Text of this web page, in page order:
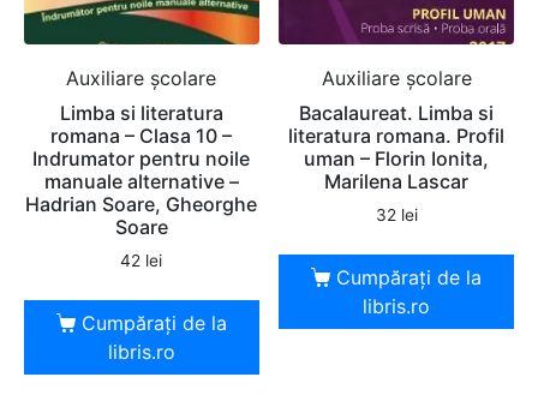
Auxiliare şcolare
Limba si literatura
romana – Clasa 10 –
Indrumator pentru noile
manuale alternative –
Hadrian Soare, Gheorghe
Soare
42 lei
Cumpărați de la
libris.ro
Auxiliare şcolare
Bacalaureat. Limba si
literatura romana. Profil
uman – Florin Ionita,
Marilena Lascar
32 lei
Cumpărați de la
libris.ro